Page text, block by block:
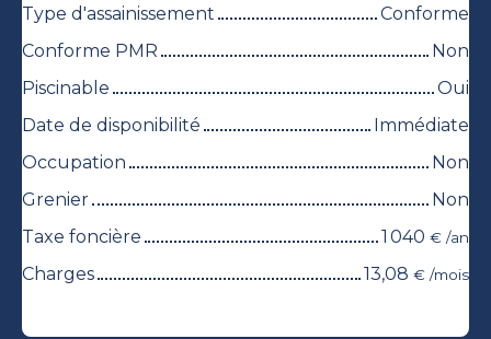
Type d'assainissement
Conforme
Conforme PMR
Non
Piscinable
Oui
Date de disponibilité
Immédiate
Occupation
Non
Grenier
Non
Taxe foncière
1 040 € /an
Charges 13,08 € /mois